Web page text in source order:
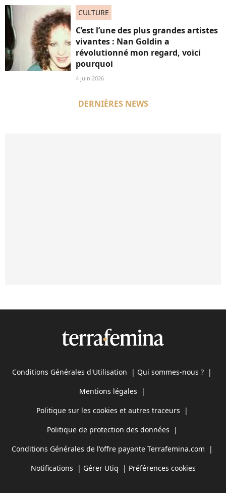
CULTURE
C’est l’une des plus grandes artistes
vivantes : Nan Goldin a
révolutionné mon regard, voici
pourquoi
4 juin 2026
DERNIÈRES NEWS
Conditions Générales d'Utilisation | Qui sommes-nous ? |
Mentions légales |
Politique sur les cookies et autres traceurs |
Politique de protection des données |
Conditions Générales de l'offre payante Terrafemina.com |
Notifications | Gérer Utiq | Préférences cookies